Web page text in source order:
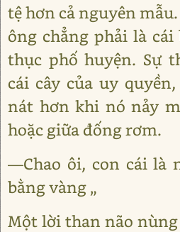
tệ hơn cả nguyên
ông chẳng phải là
thục phố huyện. Sự
cái cây của uy
nát hơn khi nó nảy
hoặc giữa đống rơm.
―Chao ôi, con cái là
bằng vàng „
Một lời than não